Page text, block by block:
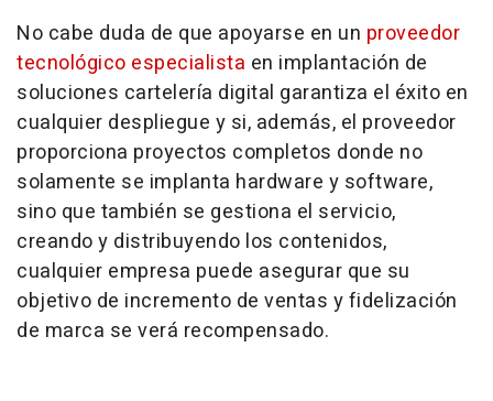
No cabe duda de que apoyarse en un proveedor
tecnológico especialista en implantación de
soluciones cartelería digital garantiza el éxito en
cualquier despliegue y si, además, el proveedor
proporciona proyectos completos donde no
solamente se implanta hardware y software,
sino que también se gestiona el servicio,
creando y distribuyendo los contenidos,
cualquier empresa puede asegurar que su
objetivo de incremento de ventas y fidelización
de marca se verá recompensado.